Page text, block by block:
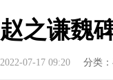
赵之谦魏
2022-07-17 09:20 分类：